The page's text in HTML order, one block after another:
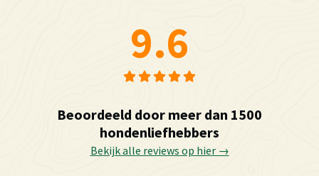
9.6
Beoordeeld door meer dan 1500
hondenliefhebbers
Bekijk alle reviews op hier →